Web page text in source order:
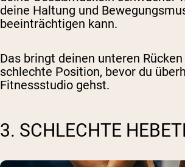
deine Haltung und
beeinträchtigen kann.
Das bringt deinen unteren
schlechte Position, bevor du
Fitnessstudio gehst.
3. SCHLECHTE